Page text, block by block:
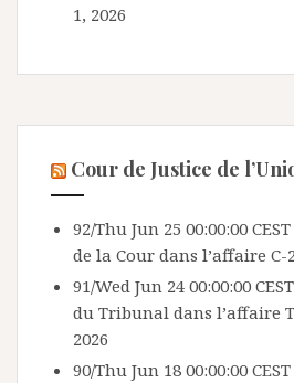
1, 2026
Cour de Justice de
92/Thu Jun 25 00:00:00
de la Cour dans l’affaire C-
91/Wed Jun 24 00:00:00
du Tribunal dans l’affaire
2026
90/Thu Jun 18 00:00:00